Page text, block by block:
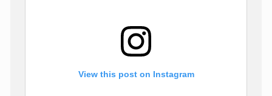
View this post on Instagram